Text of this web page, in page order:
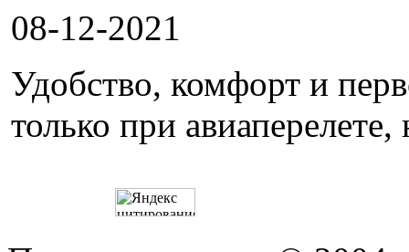
08-12-2021
Удобство, комфорт и
только при